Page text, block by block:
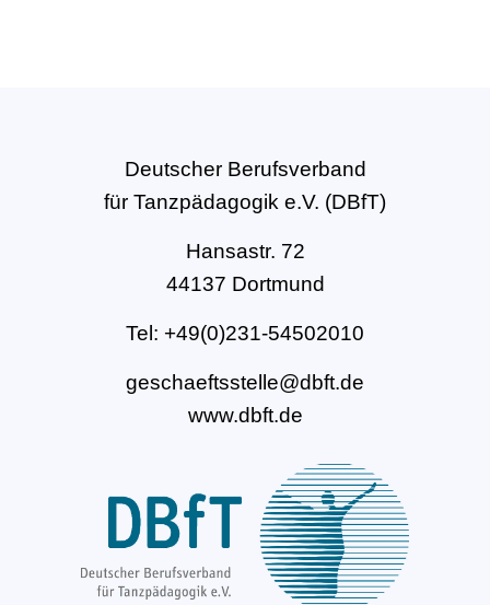
Deutscher Berufsverband
für Tanzpädagogik e.V. (DBfT)
Hansastr. 72
44137 Dortmund
Tel: +49(0)231-54502010
geschaeftsstelle@dbft.de
www.dbft.de